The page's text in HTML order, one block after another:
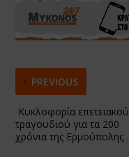
PREVIOUS
Κυκλοφορία επετειακού
τραγουδιού για τα 200
χρόνια της Ερμούπολης